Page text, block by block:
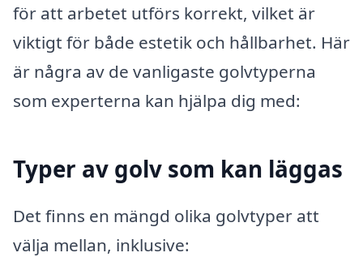
för att arbetet utförs korrekt, vilket är
viktigt för både estetik och hållbarhet. Här
är några av de vanligaste golvtyperna
som experterna kan hjälpa dig med:
Typer av golv som kan läggas
Det finns en mängd olika golvtyper att
välja mellan, inklusive: